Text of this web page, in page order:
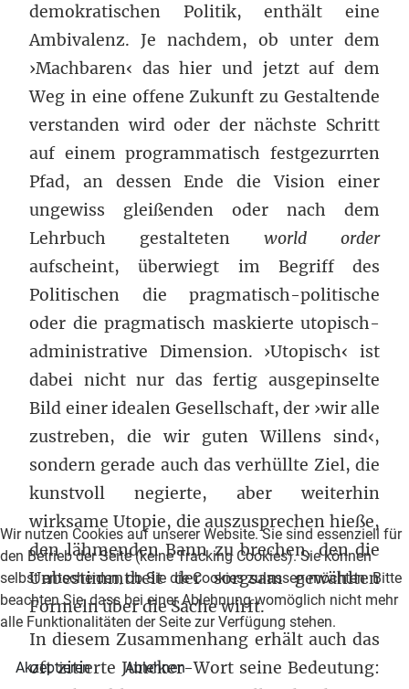
demokratischen Politik, enthält eine
Ambivalenz. Je nachdem, ob unter dem
›Machbaren‹ das hier und jetzt auf dem
Weg in eine offene Zukunft zu Gestaltende
verstanden wird oder der nächste Schritt
auf einem programmatisch festgezurrten
Pfad, an dessen Ende die Vision einer
ungewiss gleißenden oder nach dem
Lehrbuch gestalteten world order
aufscheint, überwiegt im Begriff des
Politischen die pragmatisch-politische
oder die pragmatisch maskierte utopisch-
administrative Dimension. ›Utopisch‹ ist
dabei nicht nur das fertig ausgepinselte
Bild einer idealen Gesellschaft, der ›wir alle
zustreben, die wir guten Willens sind‹,
sondern gerade auch das verhüllte Ziel, die
kunstvoll negierte, aber weiterhin
wirksame Utopie, die auszusprechen hieße,
den lähmenden Bann zu brechen, den die
Unbestimmtheit der sorgsam gewählten
Formeln über die Sache wirft.
In diesem Zusammenhang erhält auch das
oft zitierte Juncker-Wort seine Bedeutung:
Wir nutzen Cookies auf unserer Website. Sie sind essenziell für
den Betrieb der Seite (keine Tracking Cookies). Sie können
selbst entscheiden, ob Sie die Cookies zulassen möchten. Bitte
beachten Sie, dass bei einer Ablehnung womöglich nicht mehr
alle Funktionalitäten der Seite zur Verfügung stehen.
Akzeptieren Ablehnen